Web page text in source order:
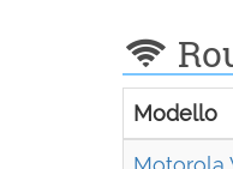
Modello